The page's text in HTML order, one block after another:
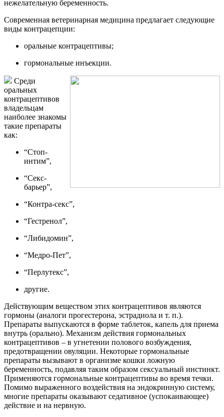
нежелательную беременность.
Современная ветеринарная медицина предлагает следующие
виды контрацепции:
оральные контрацептивы;
гормональные инъекции.
Среди
оральных
контрацептивов
владельцам
наиболее знакомы
такие препараты
как:
“Стоп-
интим”,
“Секс-
барьер”,
“Контра-секс”,
“Гестренол”,
“Либидомин”,
“Медро-Пет”,
“Перлутекс”,
другие.
Действующим веществом этих контрацептивов являются
гормоны (аналоги прогестерона, эстрадиола и т. п.).
Препараты выпускаются в форме таблеток, капель для приема
внутрь (орально). Механизм действия гормональных
контрацептивов – в угнетении полового возбуждения,
предотвращении овуляции. Некоторые гормональные
препараты вызывают в организме кошки ложную
беременность, подавляя таким образом сексуальный инстинкт.
Применяются гормональные контрацептивы во время течки.
Помимо выраженного воздействия на эндокринную систему,
многие препараты оказывают седативное (успокаивающее)
действие и на нервную.